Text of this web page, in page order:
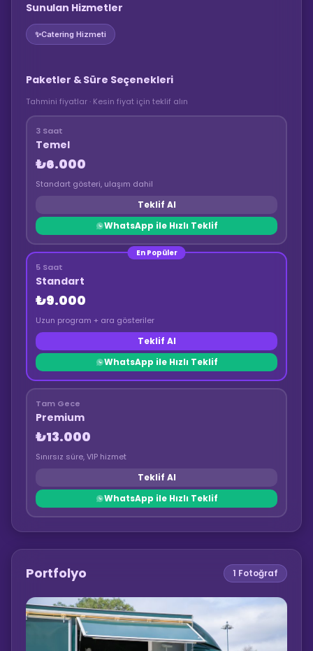
Sunulan Hizmetler
✨Catering Hizmeti
Paketler & Süre Seçenekleri
Tahmini fiyatlar · Kesin fiyat için teklif alın
3 Saat
Temel
₺6.000
Standart gösteri, ulaşım dahil
Teklif Al
WhatsApp ile Hızlı Teklif
En Popüler
5 Saat
Standart
₺9.000
Uzun program + ara gösteriler
Teklif Al
WhatsApp ile Hızlı Teklif
Tam Gece
Premium
₺13.000
Sınırsız süre, VIP hizmet
Teklif Al
WhatsApp ile Hızlı Teklif
Portfolyo 1 Fotoğraf